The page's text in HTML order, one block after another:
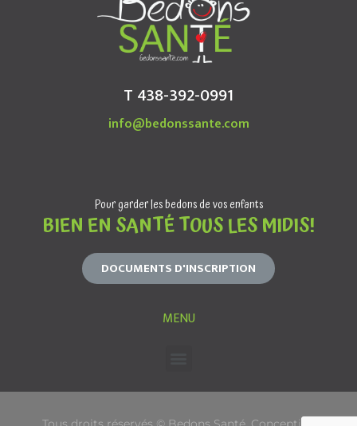
T 438-392-0991
info@bedonssante.com
Pour garder les bedons de vos enfants
BIEN EN SANTÉ TOUS LES MIDIS!
DOCUMENTS D'INSCRIPTION
MENU